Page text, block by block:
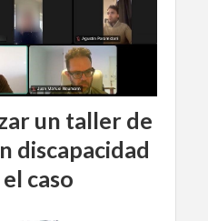
un taller de
discapacidad
caso